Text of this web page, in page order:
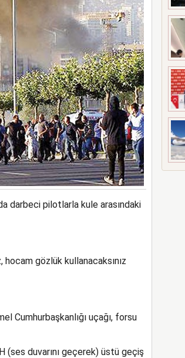
darbeci pilotlarla kule arasındaki
gözlük kullanacaksınız
Cumhurbaşkanlığı uçağı, forsu
(ses duvarını geçerek) üstü geçiş